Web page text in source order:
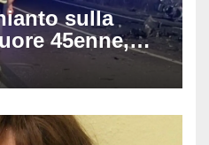
sulla
45enne,
un suv e